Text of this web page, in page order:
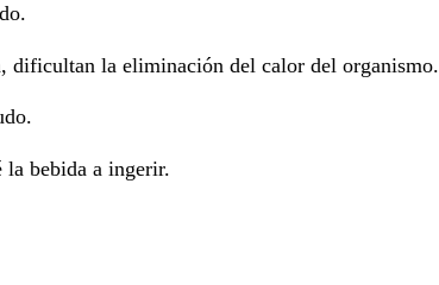
dificultan la eliminación del calor del organismo.
la bebida a ingerir.